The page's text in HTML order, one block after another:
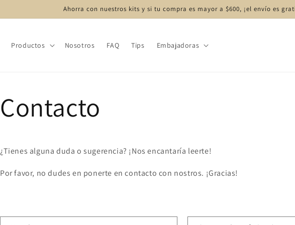
Ahorra con nuestros kits y si tu compra es mayor a $600, ¡el envío es
Productos Nosotros FAQ Tips Embajadoras
Contacto
¿Tienes alguna duda o sugerencia? ¡Nos encantaría leerte!
Por favor, no dudes en ponerte en contacto con nostros. ¡Gracias!